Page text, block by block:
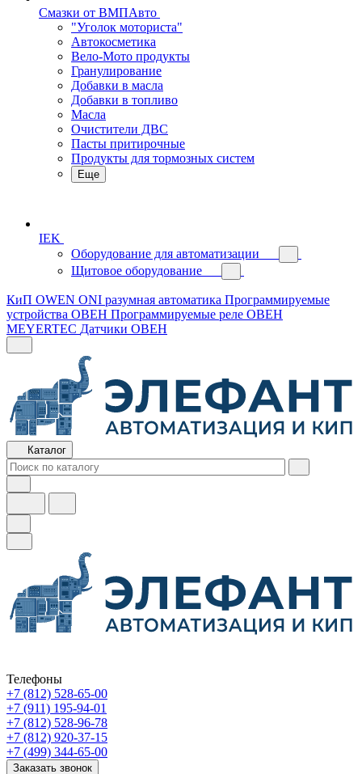
Смазки от ВМПАвто
"Уголок моториста"
Автокосметика
Вело-Мото продукты
Гранулирование
Добавки в масла
Добавки в топливо
Масла
Очистители ДВС
Пасты притирочные
Продукты для тормозных систем
Еще
IEK
Оборудование для автоматизации
Щитовое оборудование
КиП OWEN ONI разумная автоматика Программируемые
устройства ОВЕН Программируемые реле ОВЕН
MEYERTEC Датчики ОВЕН
Каталог
Телефоны
+7 (812) 528-65-00
+7 (911) 195-94-01
+7 (812) 528-96-78
+7 (812) 920-37-15
+7 (499) 344-65-00
Заказать звонок